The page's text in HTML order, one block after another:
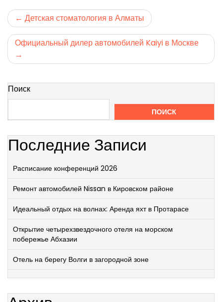
Навигация
по
записям
Детская стоматология в Алматы
Официальный дилер автомобилей Kaiyi в Москве
Поиск
ПОИСК
Последние Записи
Расписание конференций 2026
Ремонт автомобилей Nissan в Кировском районе
Идеальный отдых на волнах: Аренда яхт в Протарасе
Открытие четырехзвездочного отеля на морском
побережье Абхазии
Отель на берегу Волги в загородной зоне